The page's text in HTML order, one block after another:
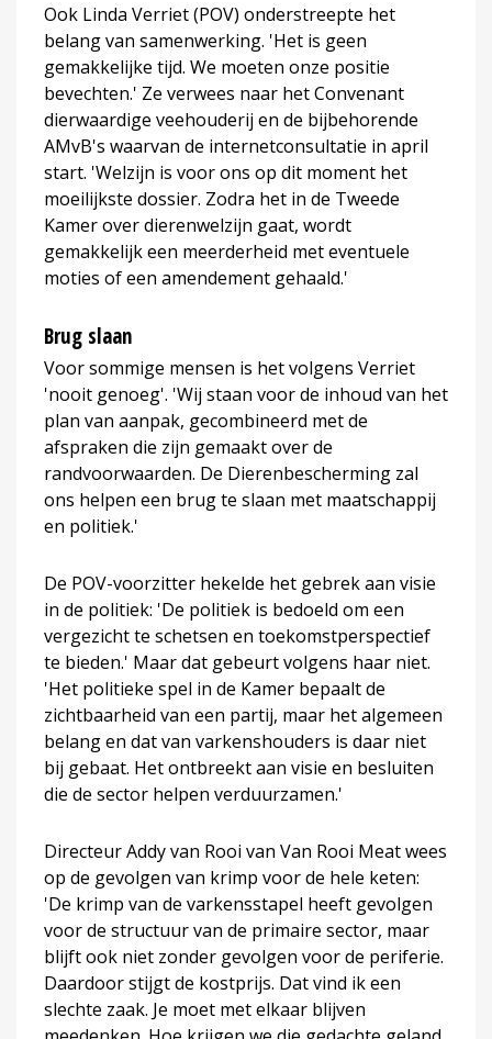
Ook Linda Verriet (POV) onderstreepte het
belang van samenwerking. 'Het is geen
gemakkelijke tijd. We moeten onze positie
bevechten.' Ze verwees naar het Convenant
dierwaardige veehouderij en de bijbehorende
AMvB's waarvan de internetconsultatie in april
start. 'Welzijn is voor ons op dit moment het
moeilijkste dossier. Zodra het in de Tweede
Kamer over dierenwelzijn gaat, wordt
gemakkelijk een meerderheid met eventuele
moties of een amendement gehaald.'
Brug slaan
Voor sommige mensen is het volgens Verriet
'nooit genoeg'. 'Wij staan voor de inhoud van het
plan van aanpak, gecombineerd met de
afspraken die zijn gemaakt over de
randvoorwaarden. De Dierenbescherming zal
ons helpen een brug te slaan met maatschappij
en politiek.'
De POV-voorzitter hekelde het gebrek aan visie
in de politiek: 'De politiek is bedoeld om een
vergezicht te schetsen en toekomstperspectief
te bieden.' Maar dat gebeurt volgens haar niet.
'Het politieke spel in de Kamer bepaalt de
zichtbaarheid van een partij, maar het algemeen
belang en dat van varkenshouders is daar niet
bij gebaat. Het ontbreekt aan visie en besluiten
die de sector helpen verduurzamen.'
Directeur Addy van Rooi van Van Rooi Meat wees
op de gevolgen van krimp voor de hele keten:
'De krimp van de varkensstapel heeft gevolgen
voor de structuur van de primaire sector, maar
blijft ook niet zonder gevolgen voor de periferie.
Daardoor stijgt de kostprijs. Dat vind ik een
slechte zaak. Je moet met elkaar blijven